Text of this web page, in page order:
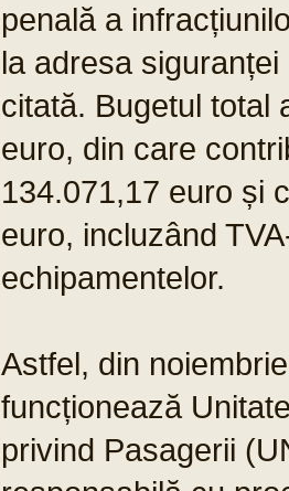
penală a
la adresa
citată. Bugetul total
euro, din care
134.071,17 euro și
euro, incluzând
echipamentelor.
Astfel, din
funcționează
privind Pasagerii